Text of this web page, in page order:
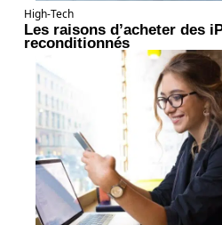
High-Tech
Les raisons d’acheter des
reconditionnés